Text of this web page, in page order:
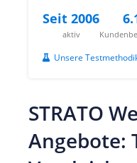
Seit 2006
aktiv
Unsere
STRATO
Angebote: